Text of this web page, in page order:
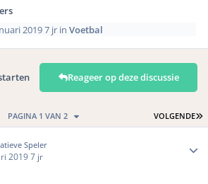
20197 jr inVoetbal
Reageer op deze discussie
VOLGENDE
PAGINA 1 VAN 2
Speler
20197 jr